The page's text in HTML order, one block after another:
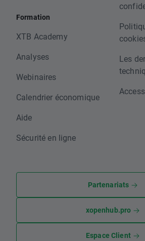
Formation
XTB Academy
Analyses
Webinaires
Calendrier économique
Aide
Sécurité en ligne
Les
Partenariats
xopenhub.pro
Espace Client